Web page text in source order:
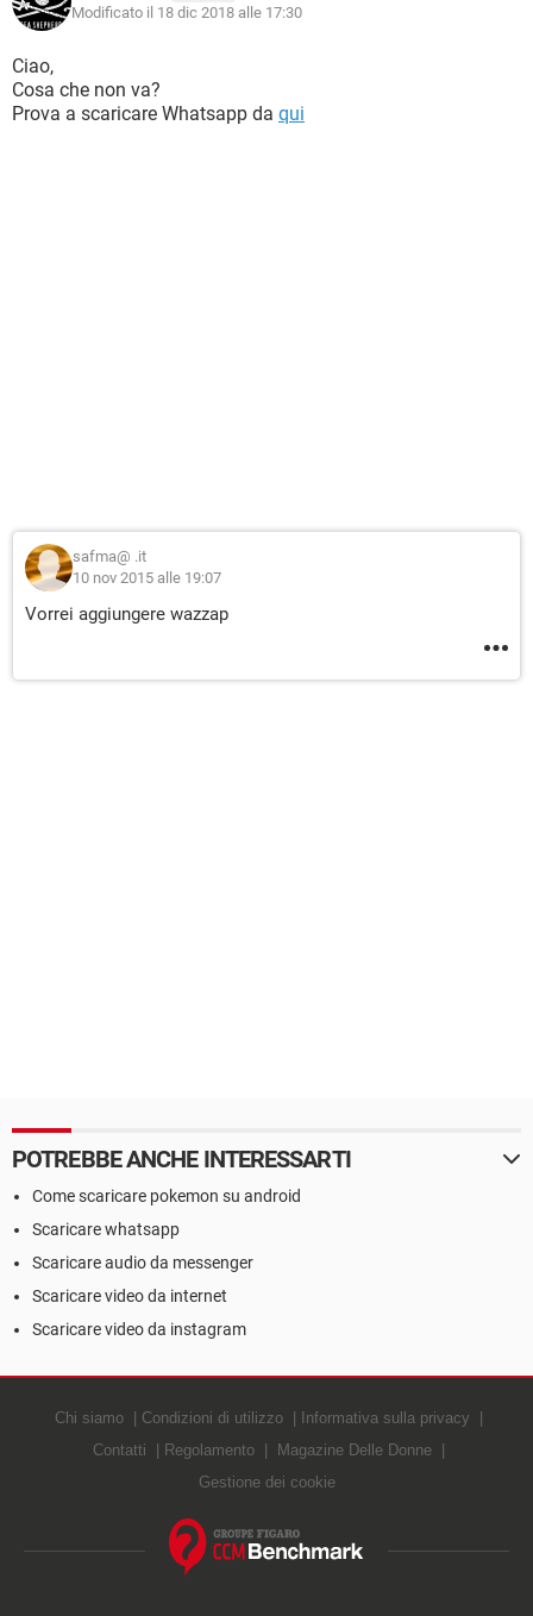
Modificato il 18 dic 2018 alle 17:30
Ciao,
Cosa che non va?
Prova a scaricare Whatsapp da qui
safma@ .it
10 nov 2015 alle 19:07
Vorrei aggiungere wazzap
POTREBBE ANCHE INTERESSARTI
Come scaricare pokemon su android
Scaricare whatsapp
Scaricare audio da messenger
Scaricare video da internet
Scaricare video da instagram
Chi siamo Condizioni di utilizzo
Informativa sulla privacy
Contatti
Regolamento
Magazine Delle Donne
Gestione dei cookie